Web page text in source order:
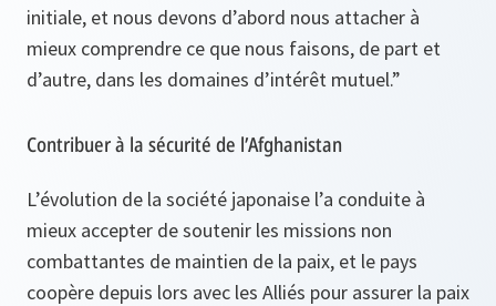
initiale, et nous devons d’abord nous attacher à
mieux comprendre ce que nous faisons, de part et
d’autre, dans les domaines d’intérêt mutuel.”
Contribuer à la sécurité de l’Afghanistan
L’évolution de la société japonaise l’a conduite à
mieux accepter de soutenir les missions non
combattantes de maintien de la paix, et le pays
coopère depuis lors avec les Alliés pour assurer la paix